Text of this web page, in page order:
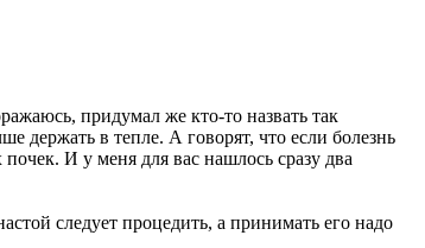
придумал же кто-то назвать так
держать в тепле. А говорят, что если болезнь
И у меня для вас нашлось сразу два
следует процедить, а принимать его надо